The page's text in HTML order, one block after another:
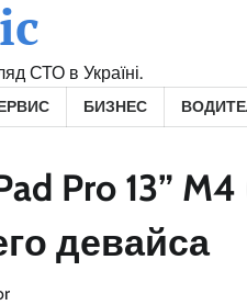
СТО в Україні.
БИЗНЕС
Pro 13”
девайса